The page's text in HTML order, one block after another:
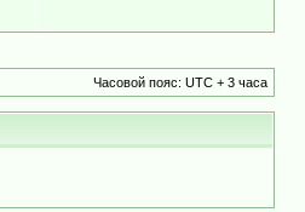
Часовой пояс: UTC + 3 часа